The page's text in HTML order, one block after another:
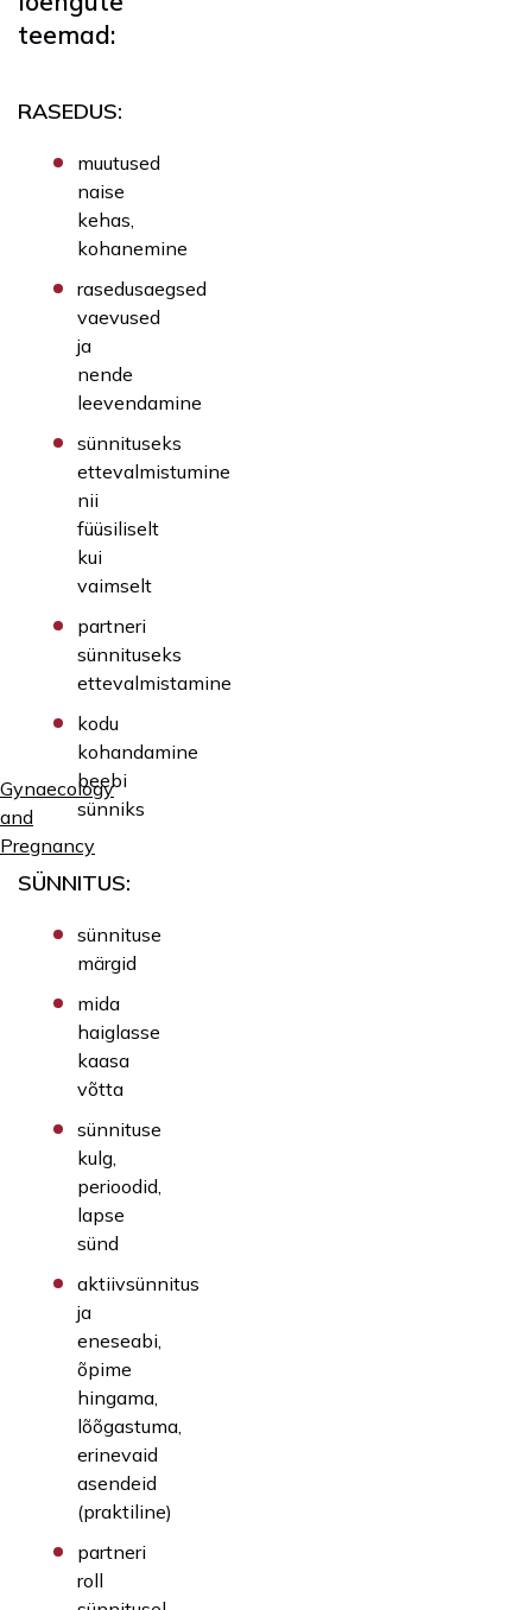
Gynaecology
and
Pregnancy
teemad:
RASEDUS:
muutused
naise
kehas,
kohanemine
rasedusaegsed
vaevused
ja
nende
leevendamine
sünnituseks
ettevalmistumine
nii
füüsiliselt
kui
vaimselt
partneri
sünnituseks
ettevalmistamine
kodu
kohandamine
beebi
sünniks
SÜNNITUS:
sünnituse
märgid
mida
haiglasse
kaasa
võtta
sünnituse
kulg,
perioodid,
lapse
sünd
aktiivsünnitus
ja
eneseabi,
õpime
hingama,
lõõgastuma,
erinevaid
asendeid
(praktiline)
partneri
roll